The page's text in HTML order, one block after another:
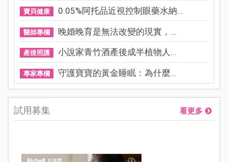
寶貝健康 0.05%阿托品近視控制眼藥水納...
醫師專欄 晚婚晚育是無法改變的現實，...
產後照護 小說家青竹酒產後成半植物人...
專家專欄 守護寶寶的黃金睡眠：為什麼...
試用募集 看更多